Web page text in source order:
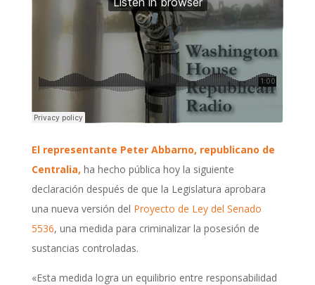
El representante Peter Abbarno, republicano de
Centralia, ha hecho pública hoy la siguiente
declaración después de que la Legislatura aprobara
una nueva versión del Proyecto de Ley del Senado
5536, una medida para criminalizar la posesión de
sustancias controladas.
«Esta medida logra un equilibrio entre responsabilidad